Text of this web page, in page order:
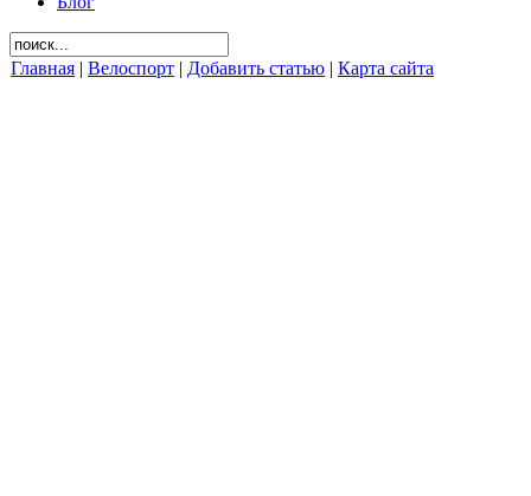
Главная | Велоспорт | Добавить статью | Карта сайта